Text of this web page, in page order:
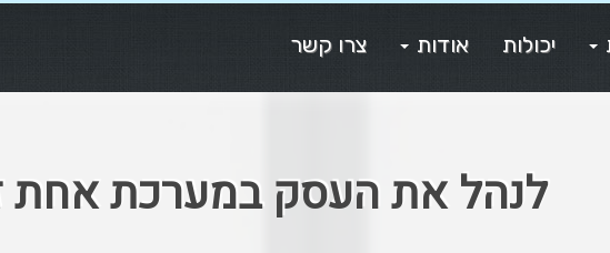
יכולות אודות צרו קשר
לנהל את העסק במערכת אחת